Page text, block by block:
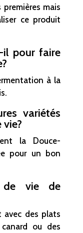
mais
ce produit
il pour faire
à la
variétés
vie?
la Douce-
pour un bon
de vie de
avec des plats
ou des